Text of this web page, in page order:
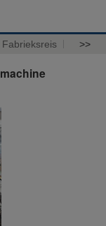
Fabrieksreis >>